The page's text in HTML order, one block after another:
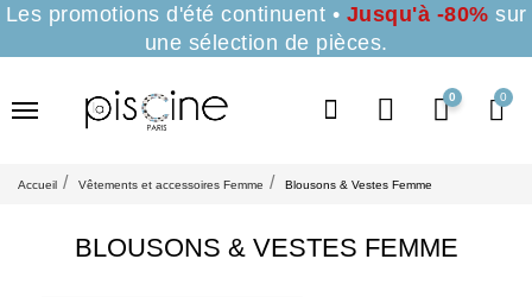
Les promotions d'été continuent • Jusqu'à -80% sur
une sélection de pièces.
0
Accueil Vêtements et accessoires Femme Blousons & Vestes Femme
BLOUSONS & VESTES FEMME